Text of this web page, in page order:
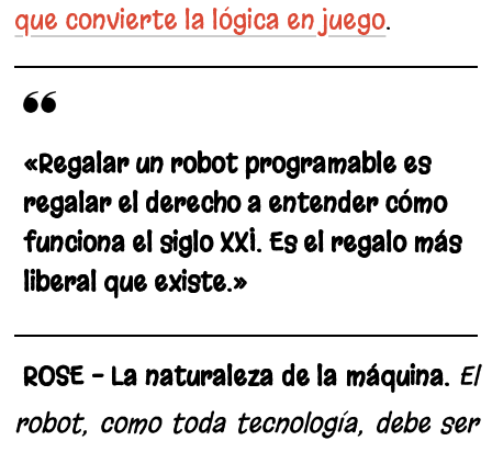
que convierte la lógica en juego.
«Regalar un robot programable es
regalar el derecho a entender cómo
funciona el siglo XXI. Es el regalo más
liberal que existe.»
ROSE – La naturaleza de la máquina. El
robot, como toda tecnología, debe ser